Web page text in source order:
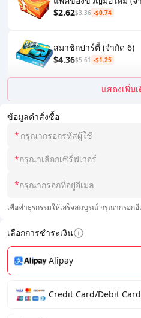
ข้อมูลคำสั่งซื้อ
*
*กรุณาเลือกเซิร์ฟเวอร์
*
เพื่อทำธุรกรรมให้เสร็จสมบูรณ์ กรุณากรอกอี
เลือกการชำระเงิน
Alipay
Credit Card/Debit
$2.62$3.36 -$0.74
สมาชิกปาร์ตี้ (จำกัด 6)
$4.36$5.61 -$1.25
แสดงเพิ่ม